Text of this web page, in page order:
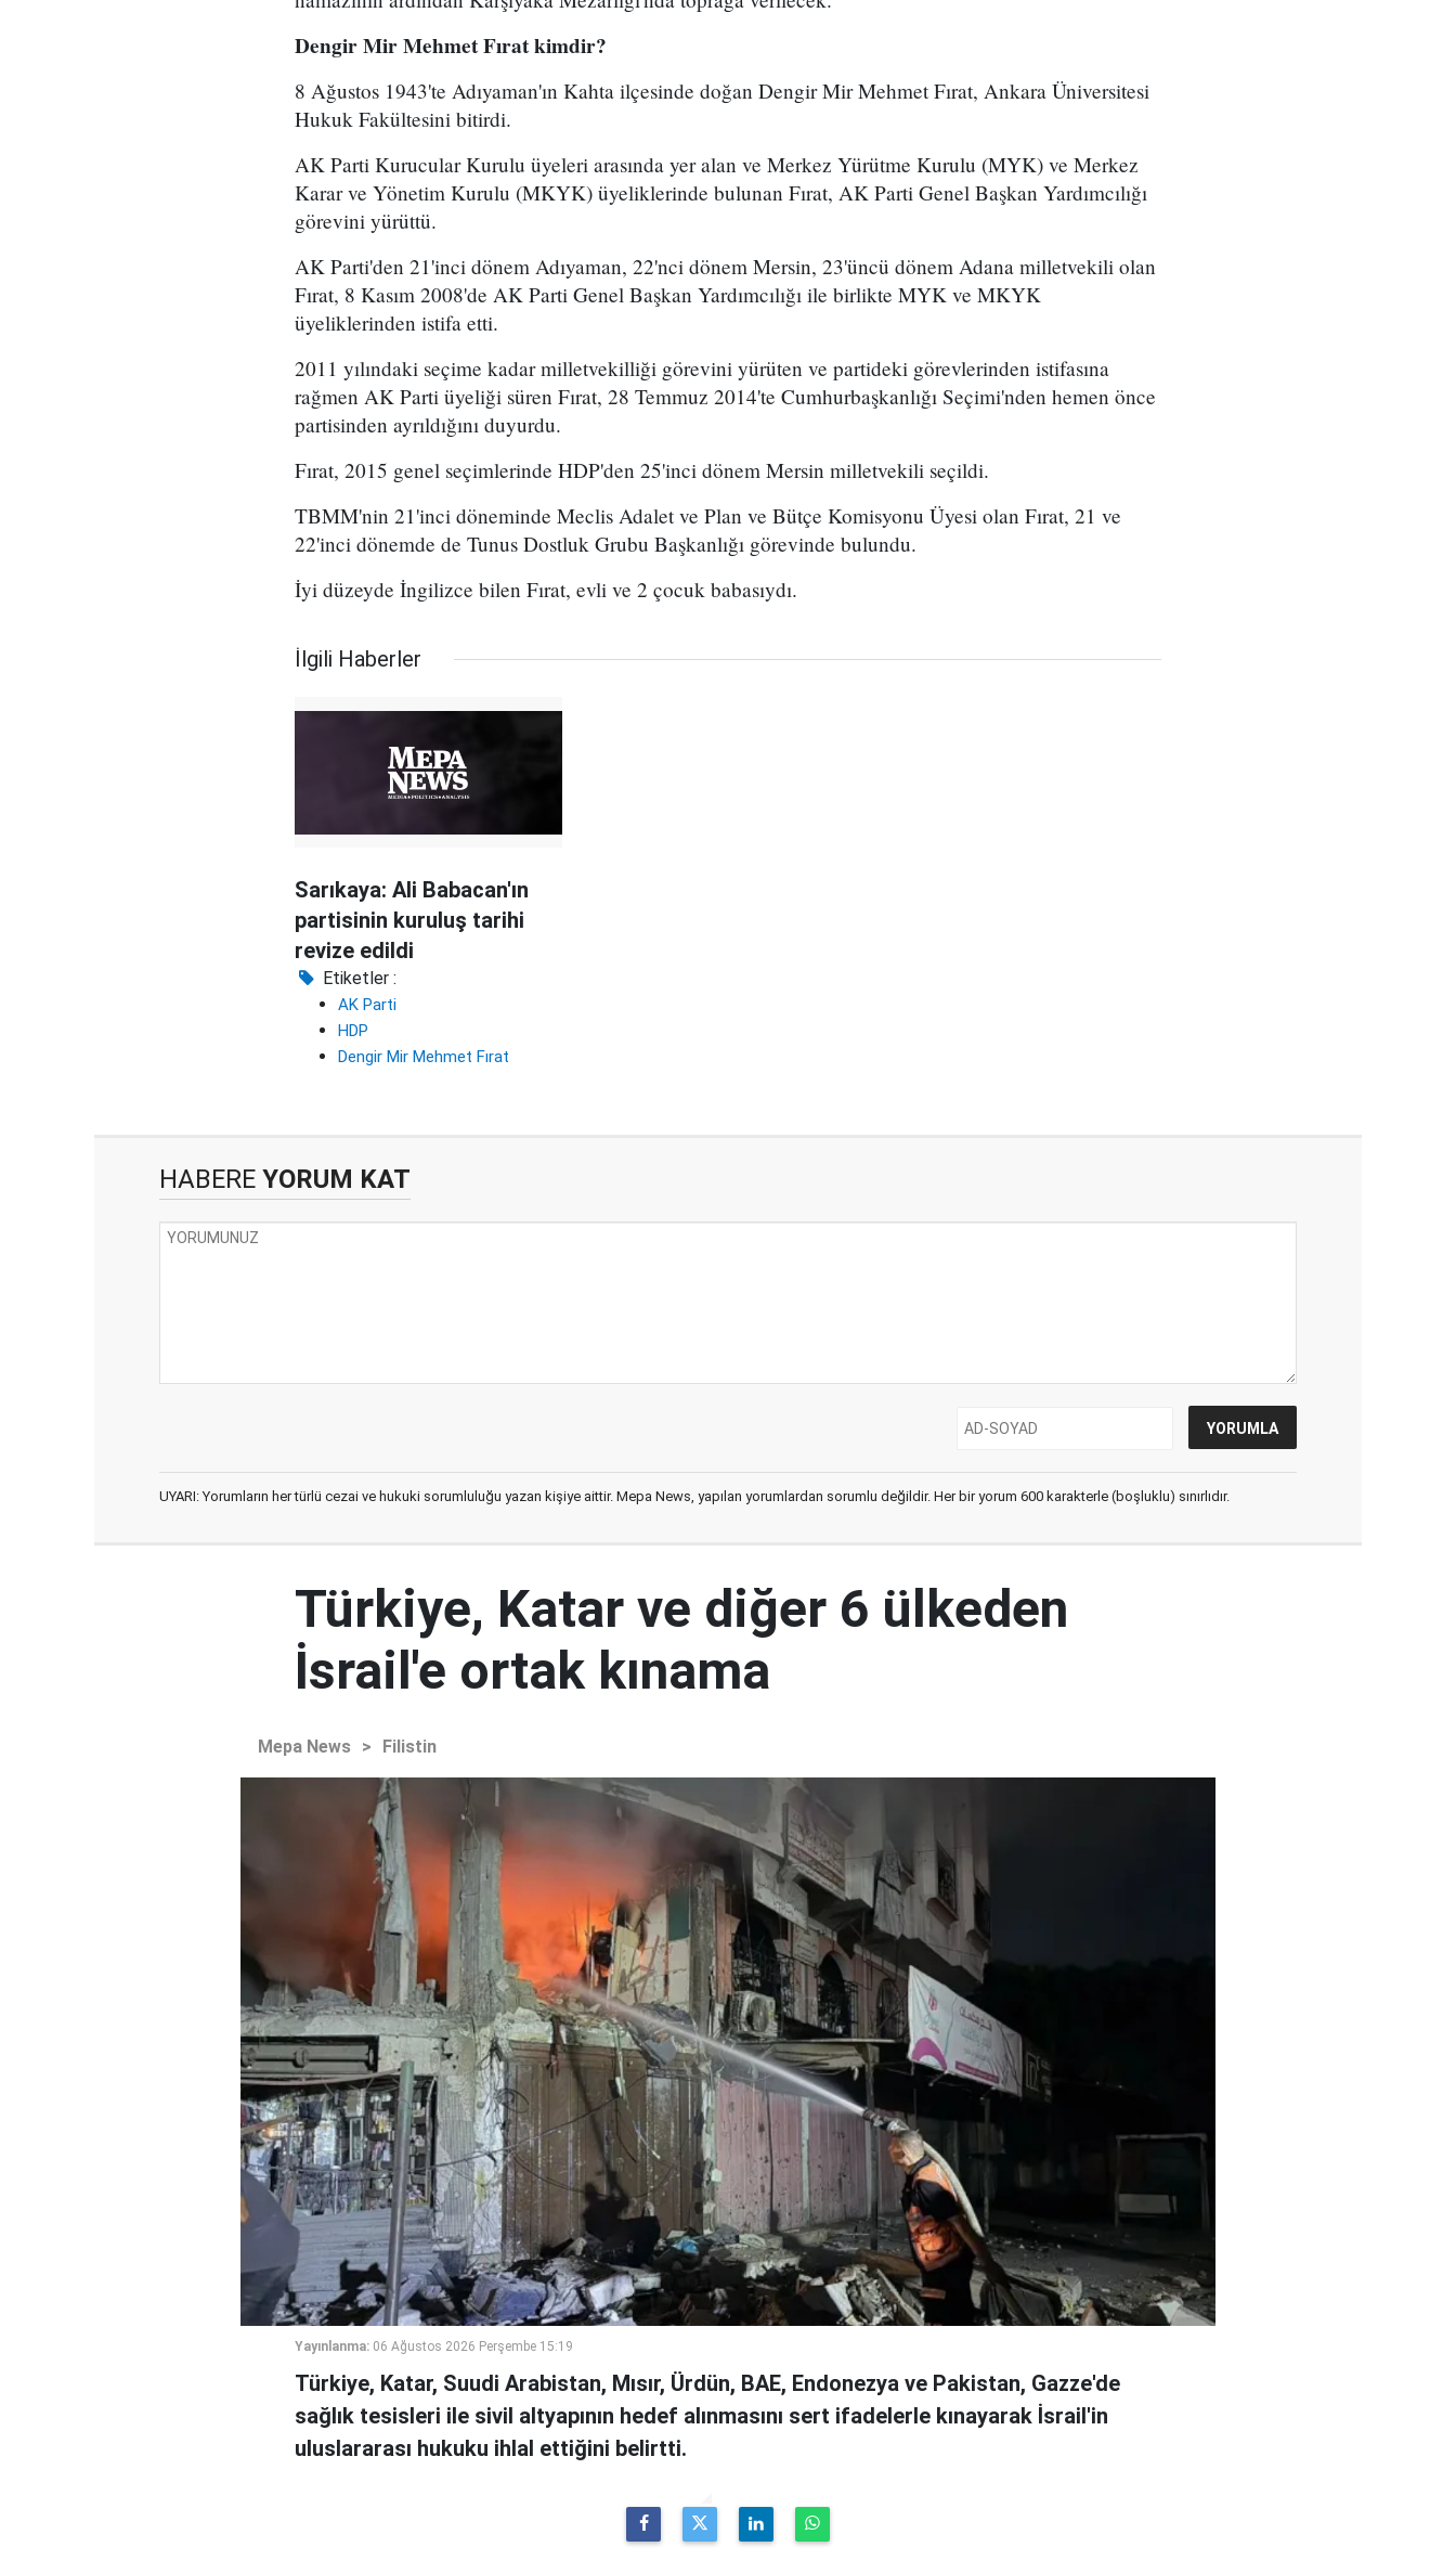
Dengir Mir Mehmet Fırat kimdir?
8 Ağustos 1943'te Adıyaman'ın Kahta ilçesinde doğan Dengir Mir Mehmet Fırat, Ankara Üniversitesi
Hukuk Fakültesini bitirdi.
AK Parti Kurucular Kurulu üyeleri arasında yer alan ve Merkez Yürütme Kurulu (MYK) ve Merkez
Karar ve Yönetim Kurulu (MKYK) üyeliklerinde bulunan Fırat, AK Parti Genel Başkan Yardımcılığı
görevini yürüttü.
AK Parti'den 21'inci dönem Adıyaman, 22'nci dönem Mersin, 23'üncü dönem Adana milletvekili olan
Fırat, 8 Kasım 2008'de AK Parti Genel Başkan Yardımcılığı ile birlikte MYK ve MKYK
üyeliklerinden istifa etti.
2011 yılındaki seçime kadar milletvekilliği görevini yürüten ve partideki görevlerinden istifasına
rağmen AK Parti üyeliği süren Fırat, 28 Temmuz 2014'te Cumhurbaşkanlığı Seçimi'nden hemen önce
partisinden ayrıldığını duyurdu.
Fırat, 2015 genel seçimlerinde HDP'den 25'inci dönem Mersin milletvekili seçildi.
TBMM'nin 21'inci döneminde Meclis Adalet ve Plan ve Bütçe Komisyonu Üyesi olan Fırat, 21 ve
22'inci dönemde de Tunus Dostluk Grubu Başkanlığı görevinde bulundu.
İyi düzeyde İngilizce bilen Fırat, evli ve 2 çocuk babasıydı.
İlgili Haberler
Sarıkaya: Ali Babacan'ın
partisinin kuruluş tarihi
revize edildi
Etiketler :
AK Parti
HDP
Dengir Mir Mehmet Fırat
HABERE YORUM KAT
UYARI: Yorumların her türlü cezai ve hukuki sorumluluğu yazan kişiye aittir. Mepa News, yapılan yorumlardan sorumlu değildir. Her bir yorum 600 karakterle (boşluklu) sınırlıdır.
Türkiye, Katar ve diğer 6 ülkeden
İsrail'e ortak kınama
Mepa News > Filistin
Yayınlanma: 06 Ağustos 2026 Perşembe 15:19
Türkiye, Katar, Suudi Arabistan, Mısır, Ürdün, BAE, Endonezya ve Pakistan, Gazze'de
sağlık tesisleri ile sivil altyapının hedef alınmasını sert ifadelerle kınayarak İsrail'in
uluslararası hukuku ihlal ettiğini belirtti.